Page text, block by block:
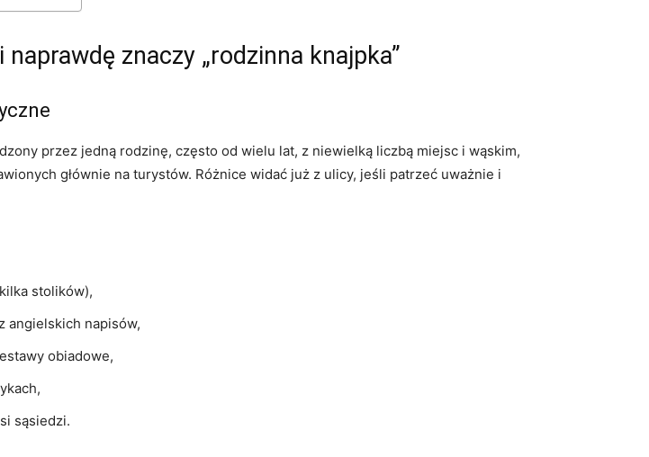
znaczy „rodzinna knajpka”
przez jedną rodzinę, często od wielu lat, z niewielką liczbą miejsc i wąskim,
głównie na turystów. Różnice widać już z ulicy, jeśli patrzeć uważnie i
stolików),
angielskich napisów,
obiadowe,
sąsiedzi.